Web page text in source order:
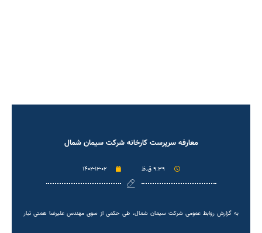
معارفه سرپرست کارخانه شرکت سیمان شمال
۹:۳۹ ق.ظ ۱۴۰۲-۱۲-۰۲
به گزارش روابط عمومی شرکت سیمان شمال، طی حکمی از سوی مهندس علیرضا همتی تبار